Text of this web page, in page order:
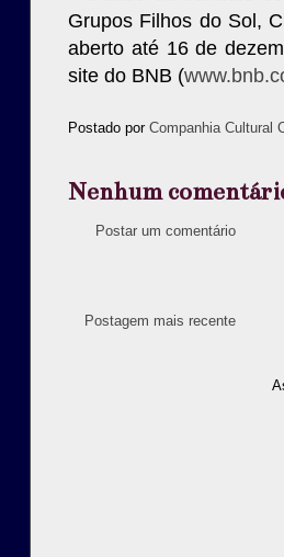
Grupos Filhos do Sol,
aberto até 16 de
site do BNB (
Postado por Companhia Cultural
Nenhum
Postar um comentário
Postagem mais recente